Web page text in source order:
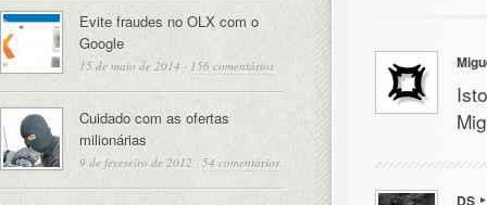
DS
Evite fraudes no OLX com o
Google
15 de maio de 2014 · 156 comentários
Cuidado com as ofertas
milionárias
9 de fevereiro de 2012 · 54 comentários